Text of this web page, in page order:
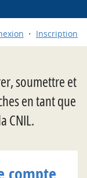
Inscription
soumettre et
en tant que
CNIL.